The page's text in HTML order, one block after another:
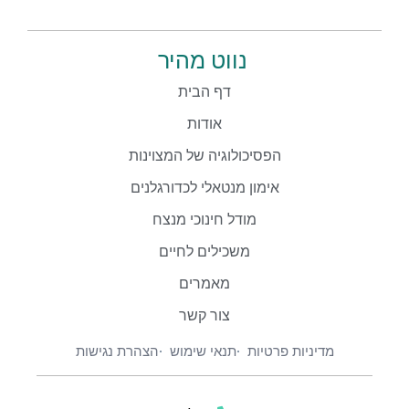
נווט מהיר
דף הבית
אודות
הפסיכולוגיה של המצוינות
אימון מנטאלי לכדורגלנים
מודל חינוכי מנצח
משכילים לחיים
מאמרים
צור קשר
מדיניות פרטיות תנאי שימוש הצהרת נגישות